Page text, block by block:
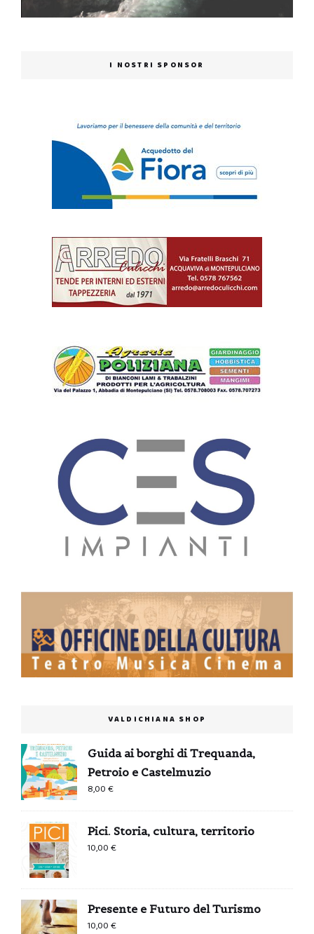
I NOSTRI SPONSOR
VALDICHIANA SHOP
Guida ai borghi di Trequanda,
Petroio e Castelmuzio
8,00€
Pici. Storia, cultura, territorio
10,00€
Presente e Futuro del Turismo
10,00€